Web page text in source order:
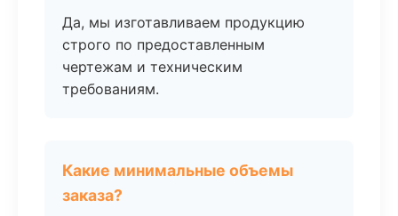
Да, мы изготавливаем продукцию
строго по предоставленным
чертежам и техническим
требованиям.
Какие минимальные объемы
заказа?